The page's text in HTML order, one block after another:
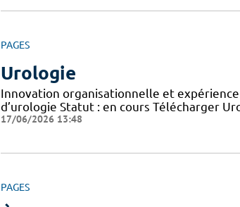
PAGES
Urologie
Innovation organisationnelle et
d’urologie Statut : en cours Télécharger
17/06/2026 13:48
PAGES